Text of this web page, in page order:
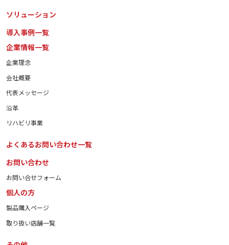
ソリューション
導入事例一覧
企業情報一覧
企業理念
会社概要
代表メッセージ
沿革
リハビリ事業
よくあるお問い合わせ一覧
お問い合わせ
お問い合せフォーム
個人の方
製品購入ページ
取り扱い店舗一覧